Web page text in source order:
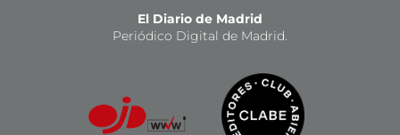
El Diario de Madrid
Periódico Digital de Madrid.